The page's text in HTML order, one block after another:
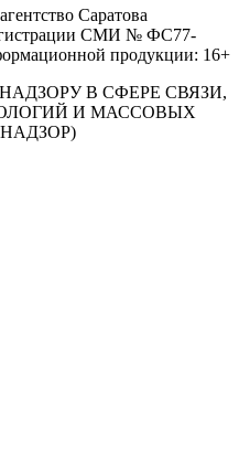
Саратова
СМИ № ФС77-
продукции: 16+
В СФЕРЕ СВЯЗИ,
И МАССОВЫХ